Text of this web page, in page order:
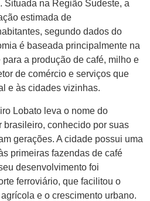
Situada na Região Sudeste, a
estimada de
segundo dados do
é baseada principalmente na
a produção de café, milho e
de comércio e serviços que
e às cidades vizinhas.
Lobato leva o nome do
brasileiro, conhecido por suas
gerações. A cidade possui uma
primeiras fazendas de café
desenvolvimento foi
ferroviário, que facilitou o
e o crescimento urbano.